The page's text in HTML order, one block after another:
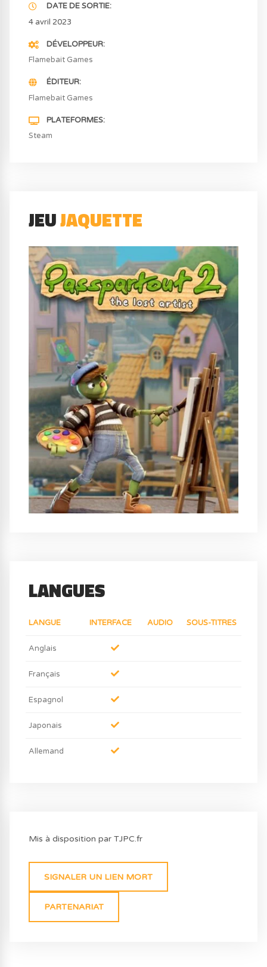
DATE DE SORTIE
4 avril 2023
DÉVELOPPEUR
Flamebait Games
ÉDITEUR
Flamebait Games
PLATEFORMES
Steam
JEUJAQUETTE
LANGUES
LANGUE INTERFACE AUDIO SOUS-TITRES
Anglais
Français
Espagnol
Japonais
Allemand
Mis à disposition par TJPC.fr
SIGNALER UN LIEN MORT
PARTENARIAT